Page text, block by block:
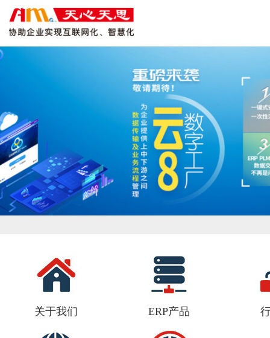
关于我们 ERP产品